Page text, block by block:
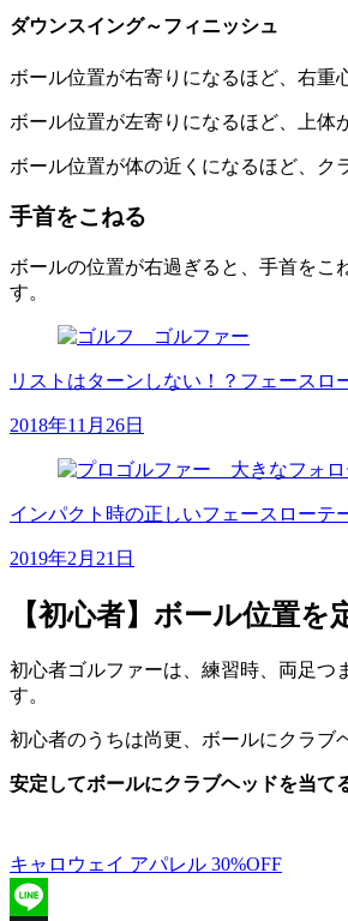
ダウンスイング～フィニッシュ
ボール位置が右寄りになるほど、右重
ボール位置が左寄りになるほど、上体
ボール位置が体の近くになるほど、ク
手首をこねる
ボールの位置が右過ぎると、手首をこ
す。
リストはターンしない！？フェースロ
2018年11月26日
インパクト時の正しいフェースローテ
2019年2月21日
【初心者】ボール位置
初心者ゴルファーは、練習時、両足つ
す。
初心者のうちは尚更、ボールにクラブ
安定してボールにクラブヘッドを当て
キャロウェイ アパレル 30%OFF